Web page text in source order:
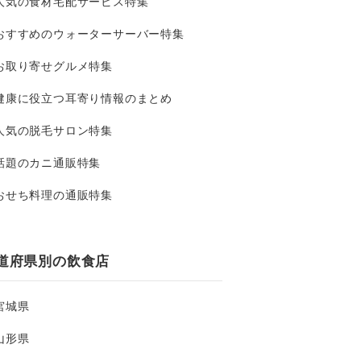
すすめのウォーターサーバー特集
取り寄せグルメ特集
康に役立つ耳寄り情報のまとめ
気の脱毛サロン特集
題のカニ通販特集
せち料理の通販特集
府県別の飲食店
城県
形県